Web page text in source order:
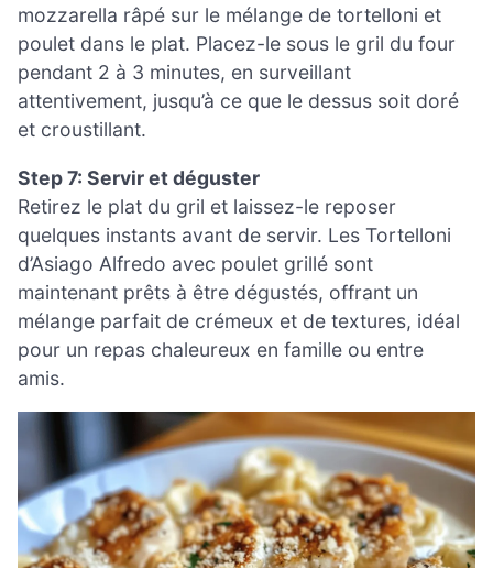
mozzarella râpé sur le mélange de tortelloni et
poulet dans le plat. Placez-le sous le gril du four
pendant 2 à 3 minutes, en surveillant
attentivement, jusqu’à ce que le dessus soit doré
et croustillant.
Step 7: Servir et déguster
Retirez le plat du gril et laissez-le reposer
quelques instants avant de servir. Les Tortelloni
d’Asiago Alfredo avec poulet grillé sont
maintenant prêts à être dégustés, offrant un
mélange parfait de crémeux et de textures, idéal
pour un repas chaleureux en famille ou entre
amis.